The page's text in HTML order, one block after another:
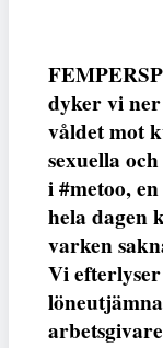
dyker vi
våldet mot
sexuella
i #metoo,
hela dagen
varken
Vi